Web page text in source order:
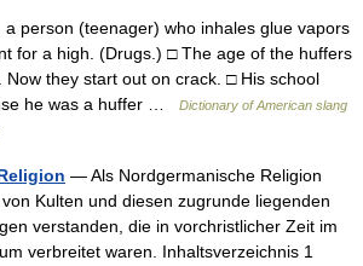
person (teenager) who inhales glue vapors
for a high. (Drugs.) □ The age of the huffers
Now they start out on crack. □ His school
he was a huffer …
Dictionary of American slang
— Als Nordgermanische Religion
Kulten und diesen zugrunde liegenden
verstanden, die in vorchristlicher Zeit im
verbreitet waren. Inhaltsverzeichnis 1